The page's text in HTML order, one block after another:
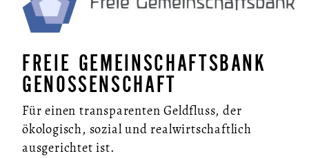
FREIE GEMEINSCHAFTSBANK
GENOSSENSCHAFT
Für einen transparenten Geldfluss, der
ökologisch, sozial und realwirtschaftlich
ausgerichtet ist.